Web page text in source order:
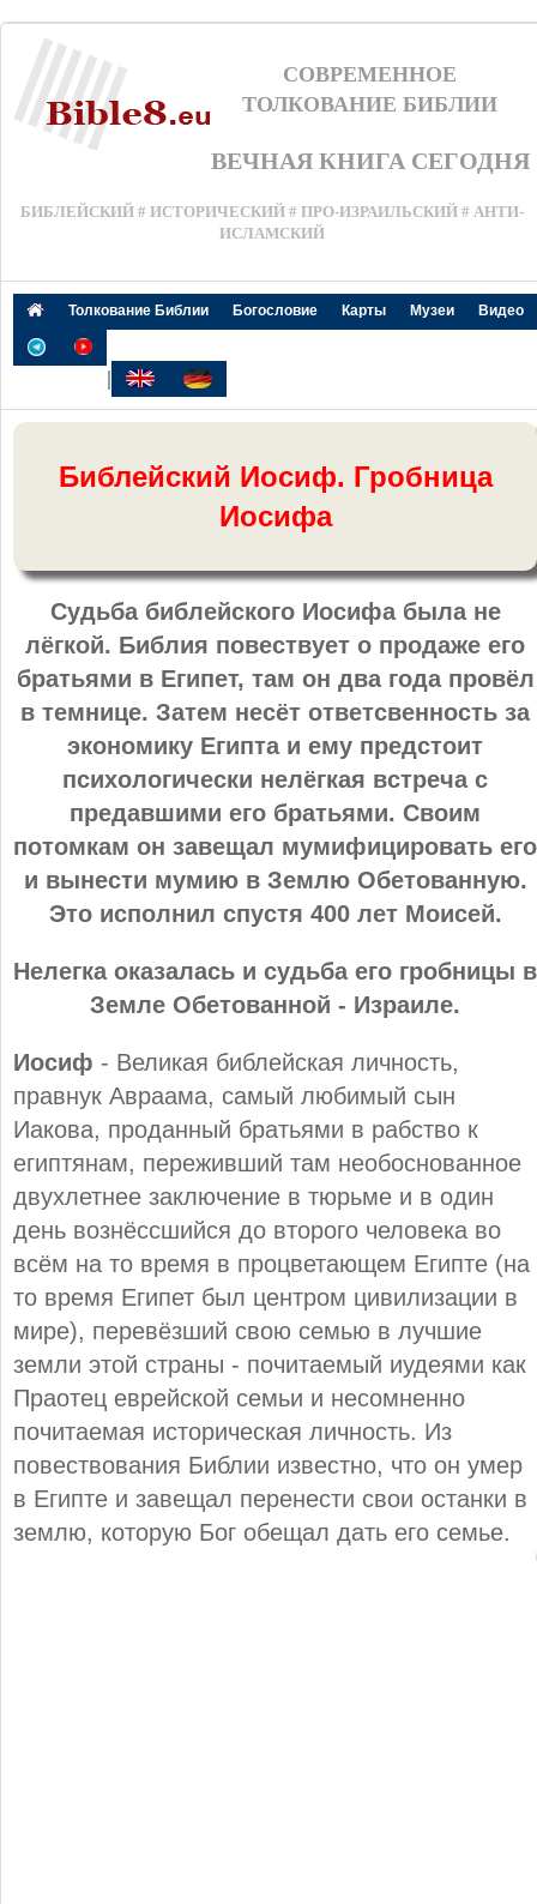
СОВРЕМЕННОЕ
ТОЛКОВАНИЕ БИБЛИИ
ВЕЧНАЯ КНИГА СЕГОДНЯ
БИБЛЕЙСКИЙ # ИСТОРИЧЕСКИЙ # ПРО-ИЗРАИЛЬСКИЙ # АНТИ-
ИСЛАМСКИЙ
Толкование Библии Богословие Карты Музеи Видео
|
Библейский Иосиф. Гробница
Иосифа
Судьба библейского Иосифа была не
лёгкой. Библия повествует о продаже его
братьями в Египет, там он два года провёл
в темнице. Затем несёт ответсвенность за
экономику Египта и ему предстоит
психологически нелёгкая встреча с
предавшими его братьями. Своим
потомкам он завещал мумифицировать его
и вынести мумию в Землю Обетованную.
Это исполнил спустя 400 лет Моисей.
Нелегка оказалась и судьба его гробницы в
Земле Обетованной - Израиле.
Иосиф - Великая библейская личность,
правнук Авраама, самый любимый сын
Иакова, проданный братьями в рабство к
египтянам, переживший там необоснованное
двухлетнее заключение в тюрьме и в один
день вознёссшийся до второго человека во
всём на то время в процветающем Египте (на
то время Египет был центром цивилизации в
мире), перевёзший свою семью в лучшие
земли этой страны - почитаемый иудеями как
Праотец еврейской семьи и несомненно
почитаемая историческая личность. Из
повествования Библии известно, что он умер
в Египте и завещал перенести свои останки в
землю, которую Бог обещал дать его семье.